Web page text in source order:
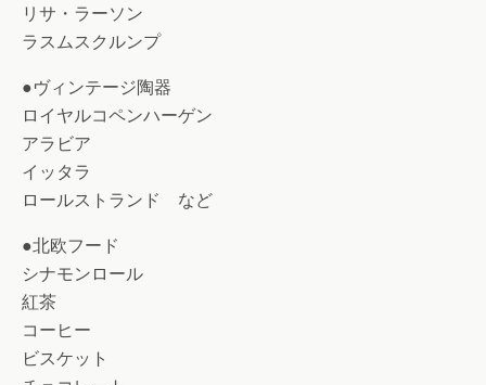
リサ・ラーソン
ラスムスクルンプ
●ヴィンテージ陶器
ロイヤルコペンハーゲン
アラビア
イッタラ
ロールストランド など
●北欧フード
シナモンロール
紅茶
コーヒー
ビスケット